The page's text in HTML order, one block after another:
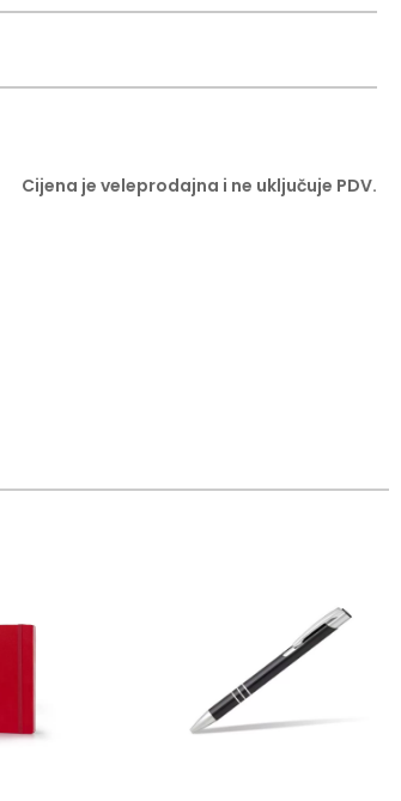
Cijena je veleprodajna i ne uključuje PDV.